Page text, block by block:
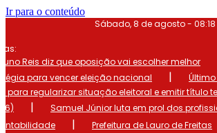
Ir para o conteúdo
Sábado, 8 de agosto - 08:18
Reis diz que oposição vai escolher melhor
para vencer eleição nacional
|
para regularizar situação eleitoral e emitir título
|
Samuel Júnior luta em prol dos
|
Prefeitura de Lauro de Freitas